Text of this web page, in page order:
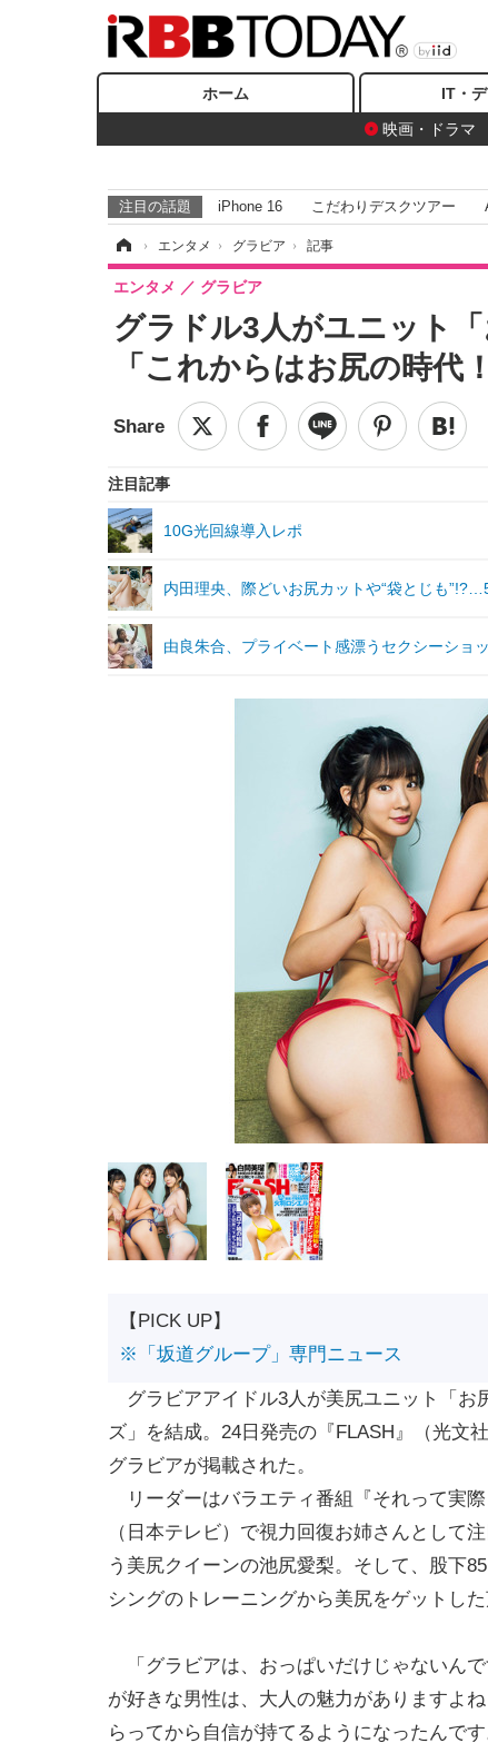
ホーム IT・
映画・ドラマ
注目の話題 iPhone 16 こだわりデスクツアー
› エンタメ › グラビア › 記事
グラドル3人がユニット
「これからはお尻の時代！
エンタメ グラビア
注目記事
10G光回線導入レポ
内田理央、際どいお尻カットや“袋とじも
由良朱合、プライベート感漂うセクシーショ
【PICK UP】
※「坂道グループ」専門ニュース
グラビアアイドル3人が美尻ユニット「お
ズ」を結成。24日発売の『FLASH』（光文
グラビアが掲載された。
リーダーはバラエティ番組『それって実際
（日本テレビ）で視力回復お姉さんとして
う美尻クイーンの池尻愛梨。そして、股下
シングのトレーニングから美尻をゲットした
「グラビアは、おっぱいだけじゃないん
が好きな男性は、大人の魅力がありますよ
らってから自信が持てるようになったんで